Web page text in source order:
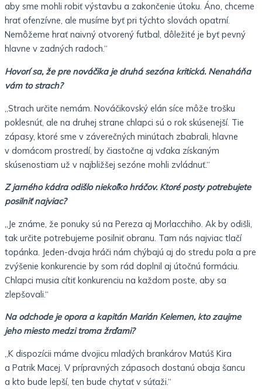
aby sme mohli robiť výstavbu a zakončenie útoku. Áno, chceme
hrať ofenzívne, ale musíme byť pri týchto slovách opatrní.
Nemôžeme hrať naivný otvorený futbal, dôležité je byť pevný
hlavne v zadných radoch.“
Hovorí sa, že pre nováčika je druhá sezóna kritická. Nenaháňa
vám to strach?
„Strach určite nemám. Nováčikovský elán síce môže trošku
poklesnúť, ale na druhej strane chlapci sú o rok skúsenejší. Tie
zápasy, ktoré sme v záverečných minútach zbabrali, hlavne
v domácom prostredí, by čiastočne aj vďaka získaným
skúsenostiam už v najbližšej sezóne mohli zvládnuť.“
Z jarného kádra odišlo niekoľko hráčov. Ktoré posty potrebujete
posilniť najviac?
„Je známe, že ponuky sú na Pereza aj Morlacchiho. Ak by odišli,
tak určite potrebujeme posilniť obranu. Tam nás najviac tlačí
topánka. Jeden-dvaja hráči nám chýbajú aj do stredu poľa a pre
zvýšenie konkurencie by som rád doplnil aj útočnú formáciu.
Chlapci musia cítiť konkurenciu na každom poste, aby sa
zlepšovali.“
Na odchode je opora a kapitán Marián Kelemen, kto zaujme
jeho miesto medzi troma žrďami?
„K dispozícii máme dvojicu mladých brankárov Matúš Kira
a Patrik Macej. V prípravných zápasoch dostanú obaja šancu
a kto bude lepší, ten bude chytať v súťaži.“